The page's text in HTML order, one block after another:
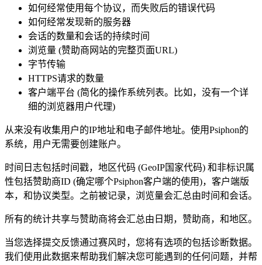
如何经常使用每个协议，而失败后的错误代码
如何经常发现新的服务器
会话的数量和会话的持续时间
浏览量 (赞助商网站的完整页面URL)
字节传输
HTTPS请求的数量
客户端平台 (简化的操作系统列表。比如，没有一个详
细的浏览器用户代理)
从来没有收集用户的IP地址和电子邮件地址。使用Psiphon的
系统，用户无需要创建账户。
时间日志包括时间戳，地区代码 (GeoIP国家代码) 和非标识属
性包括赞助商ID (确定哪个Psiphon客户端的使用)，客户端版
本，和协议类型。之前被记录，浏览量会汇总由时间和会话。
所有的统计共享与赞助商将会汇总由日期，赞助商，和地区。
当您选择提交反馈通过赛风时，您将有选项的包括诊断数据。
我们使用此数据来帮助我们解决您可能遇到的任何问题，并帮